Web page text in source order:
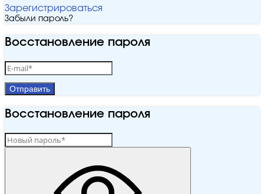
Зарегистрироваться
Забыли пароль?
Восстановление пароля
Отправить
Восстановление пароля